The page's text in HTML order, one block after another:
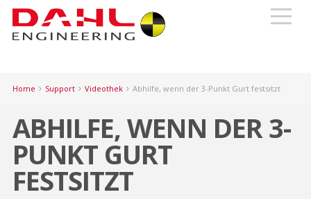
Home Support Videothek Abhilfe, wenn der 3-Punkt Gurt festsitzt
ABHILFE, WENN DER 3-
PUNKT GURT
FESTSITZT